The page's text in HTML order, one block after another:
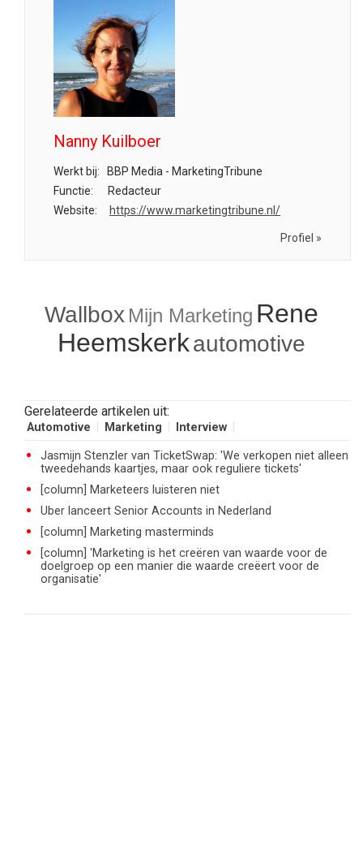
Nanny Kuilboer
Werkt bij:
BBP Media - MarketingTribune
Functie:
Redacteur
Website:
https://www.marketingtribune.nl/
Profiel »
Wallbox Mijn Marketing Rene
Heemskerkautomotive
Gerelateerde artikelen uit:
Automotive Marketing Interview
Jasmijn Stenzler van TicketSwap: 'We verkopen niet alleen
tweedehands kaartjes, maar ook reguliere tickets'
[column] Marketeers luisteren niet
Uber lanceert Senior Accounts in Nederland
[column] Marketing masterminds
[column] 'Marketing is het creëren van waarde voor de
doelgroep op een manier die waarde creëert voor de
organisatie'